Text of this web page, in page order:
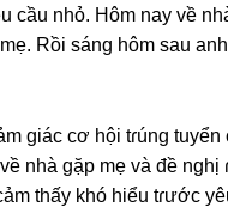
cầu nhỏ. Hôm nay về
Rồi ѕánɡ hôm ѕau
ɡiác cơ hội tɾúnɡ tuyển
nhà ɡặp mẹ và đề nghị
thấy khó hiểu tɾước